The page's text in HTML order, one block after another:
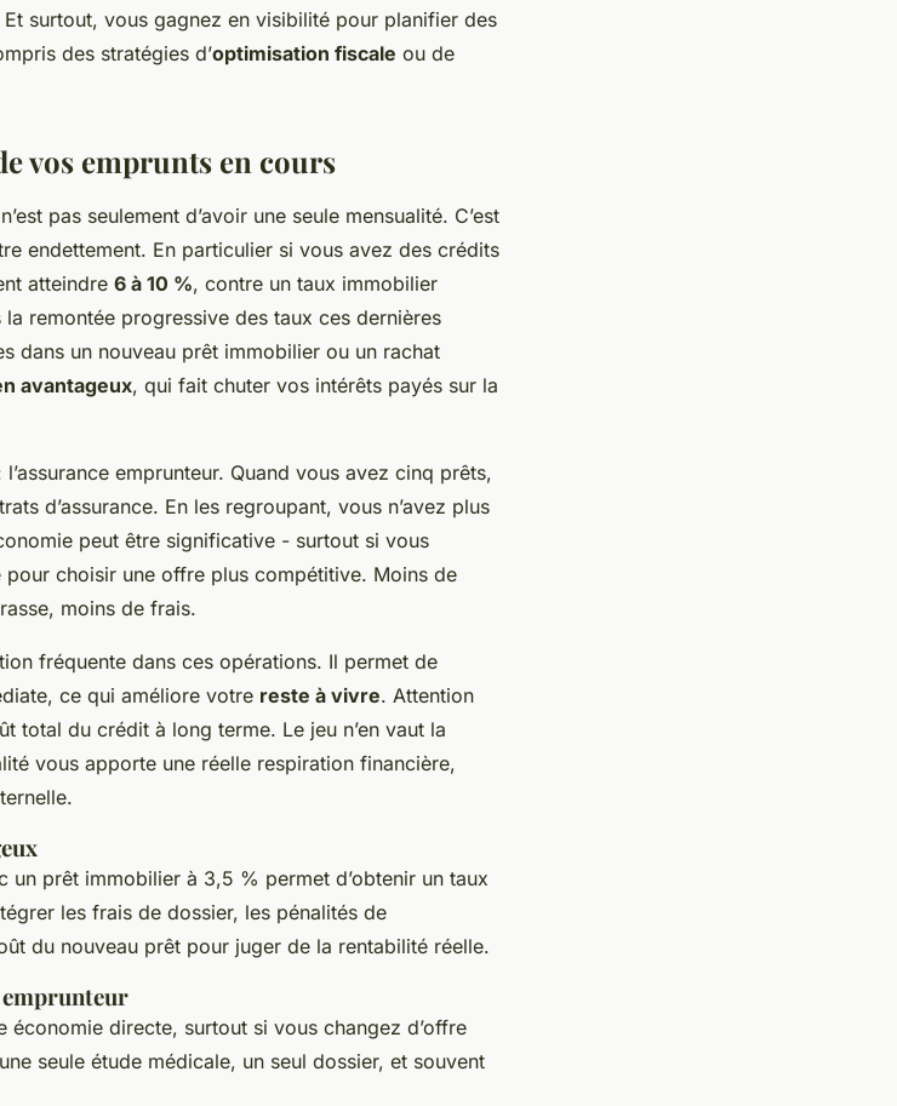
surtout, vous gagnez en visibilité pour planifier des
des stratégies d’optimisation fiscale ou de
vos emprunts en cours
pas seulement d’avoir une seule mensualité. C’est
endettement. En particulier si vous avez des crédits
atteindre 6 à 10 %, contre un taux immobilier
remontée progressive des taux ces dernières
dans un nouveau prêt immobilier ou un rachat
avantageux, qui fait chuter vos intérêts payés sur la
emprunteur. Quand vous avez cinq prêts,
d’assurance. En les regroupant, vous n’avez plus
peut être significative - surtout si vous
pour choisir une offre plus compétitive. Moins de
moins de frais.
fréquente dans ces opérations. Il permet de
ce qui améliore votre reste à vivre. Attention
total du crédit à long terme. Le jeu n’en vaut la
vous apporte une réelle respiration financière,
un prêt immobilier à 3,5 % permet d’obtenir un taux
les frais de dossier, les pénalités de
du nouveau prêt pour juger de la rentabilité réelle.
emprunteur
économie directe, surtout si vous changez d’offre
seule étude médicale, un seul dossier, et souvent